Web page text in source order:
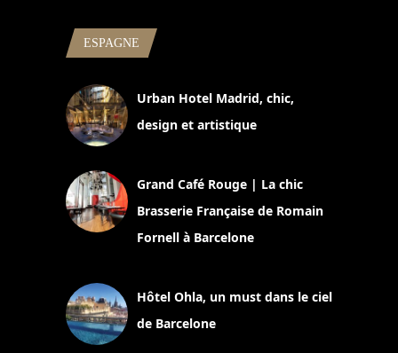
ESPAGNE
Urban Hotel Madrid, chic,
design et artistique
Grand Café Rouge | La chic
Brasserie Française de Romain
Fornell à Barcelone
Hôtel Ohla, un must dans le ciel
de Barcelone